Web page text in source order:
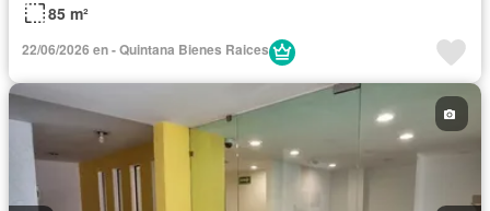
85 m²
22/06/2026 en - Quintana Bienes Raices